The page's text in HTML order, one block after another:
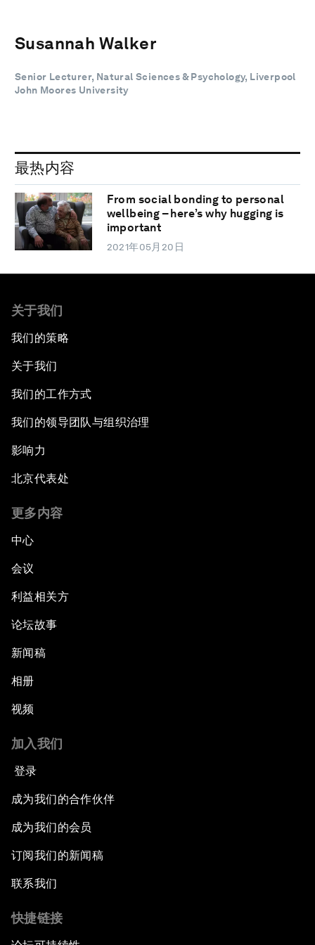
Susannah Walker
Senior Lecturer, Natural Sciences & Psychology, Liverpool
John Moores University
最热内容
From social bonding to personal
wellbeing – here’s why hugging is
important
2021年05月20日
关于我们
我们的策略
关于我们
我们的工作方式
我们的领导团队与组织治理
影响力
北京代表处
更多内容
中心
会议
利益相关方
论坛故事
新闻稿
相册
视频
加入我们
登录
成为我们的合作伙伴
成为我们的会员
订阅我们的新闻稿
联系我们
快捷链接